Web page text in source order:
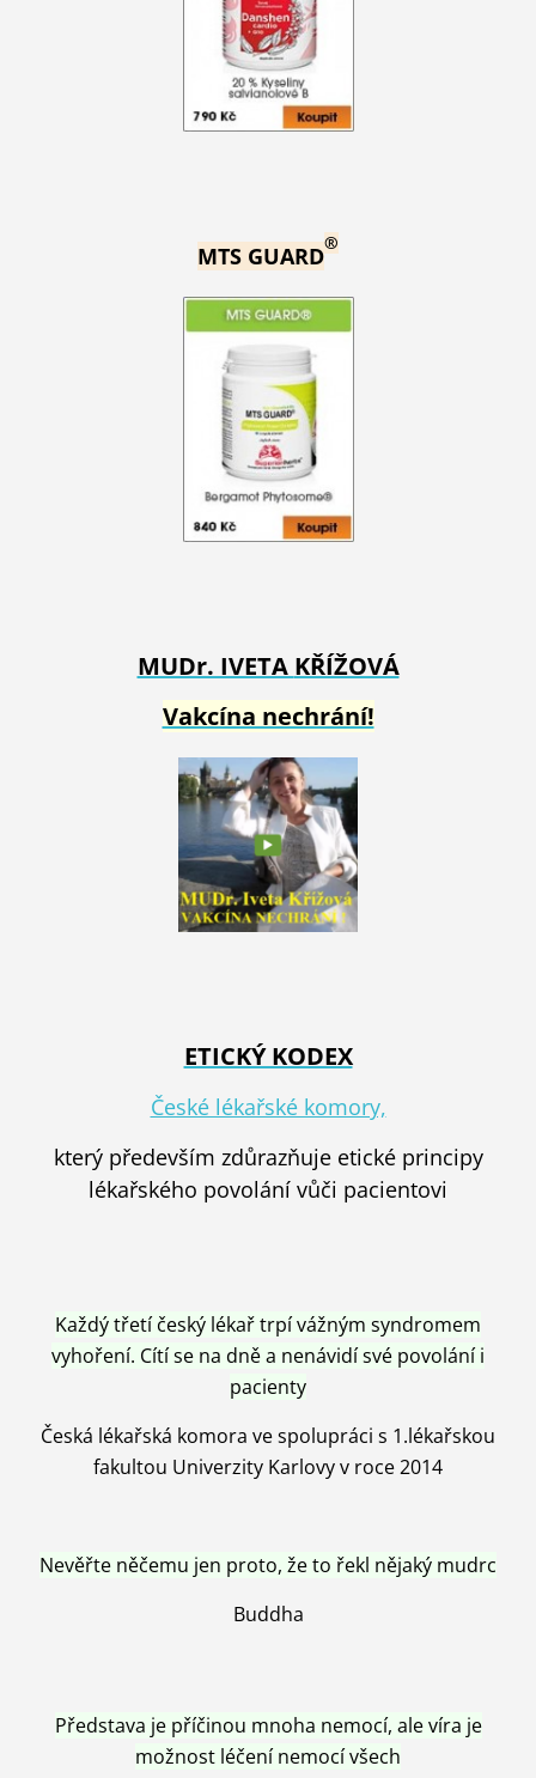
MTS GUARD®
MUDr. IVETA KŘÍŽOVÁ
Vakcína nechrání!
ETICKÝ KODEX
České lékařské komory,
který především zdůrazňuje etické principy
lékařského povolání vůči pacientovi
Každý třetí český lékař trpí vážným syndromem
vyhoření. Cítí se na dně a nenávidí své povolání i
pacienty
Česká lékařská komora ve spolupráci s 1.lékařskou
fakultou Univerzity Karlovy v roce 2014
Nevěřte něčemu jen proto, že to řekl nějaký mudrc
Buddha
Představa je příčinou mnoha nemocí, ale víra je
možnost léčení nemocí všech